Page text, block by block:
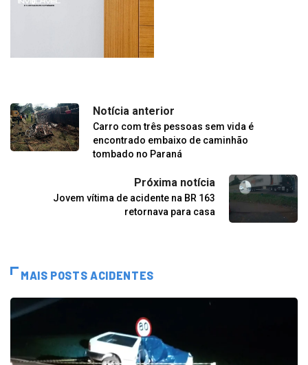
Notícia anterior
Carro com três pessoas sem vida é
encontrado embaixo de caminhão
tombado no Paraná
Próxima notícia
Jovem vítima de acidente na BR 163
retornava para casa
MAIS POSTS ACIDENTES